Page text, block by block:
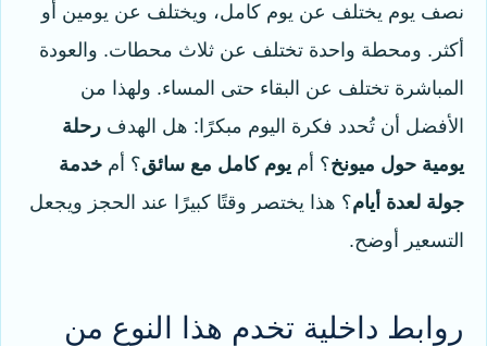
نصف يوم يختلف عن يوم كامل، ويختلف عن يومين أو
أكثر. ومحطة واحدة تختلف عن ثلاث محطات. والعودة
المباشرة تختلف عن البقاء حتى المساء. ولهذا من
الأفضل أن تُحدد فكرة اليوم مبكرًا: هل الهدف رحلة
يومية حول ميونخ؟ أم يوم كامل مع سائق؟ أم خدمة
جولة لعدة أيام؟ هذا يختصر وقتًا كبيرًا عند الحجز ويجعل
التسعير أوضح.
روابط داخلية تخدم هذا النوع من